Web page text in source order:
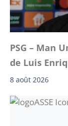
PSG – Man
de Luis
8 août 2026